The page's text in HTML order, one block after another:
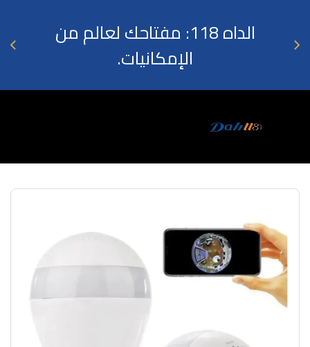
الداه 118: مفتاحك لعالم من
الإمكانيات.